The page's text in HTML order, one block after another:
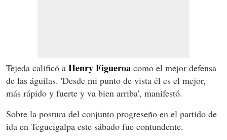
Tejeda calificó a Henry Figueroa como el mejor defensa
de las águilas. 'Desde mi punto de vista él es el mejor,
más rápido y fuerte y va bien arriba', manifestó.
Sobre la postura del conjunto progreseño en el partido de
ida en Tegucigalpa este sábado fue contundente.